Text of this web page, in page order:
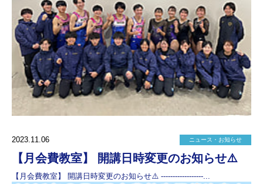
2023.11.06 ニュース・お知らせ
【月会費教室】 開講日時変更のお知らせ⚠️
【月会費教室】 開講日時変更のお知らせ⚠️ ------------------...